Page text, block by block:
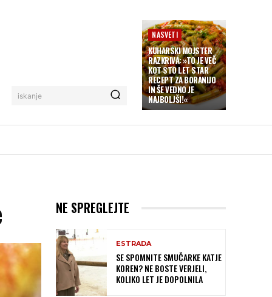
iskanje
NASVETI
KUHARSKI MOJSTER
RAZKRIVA: »TO JE VEČ
KOT STO LET STAR
RECEPT ZA BORANIJO
IN ŠE VEDNO JE
NAJBOLJŠI!«
NE SPREGLEJTE
ESTRADA
SE SPOMNITE SMUČARKE KATJE
KOREN? NE BOSTE VERJELI,
KOLIKO LET JE DOPOLNILA